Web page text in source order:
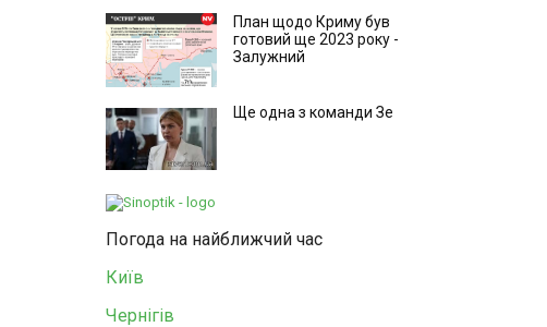
План щодо Криму був
готовий ще 2023 року -
Залужний
Ще одна з команди Зе
Погода на найближчий час
Київ
Чернігів